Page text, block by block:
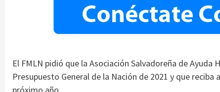
El FMLN pidió que la Asociación Salvadoreña de
Presupuesto General de la Nación de 2021 y que